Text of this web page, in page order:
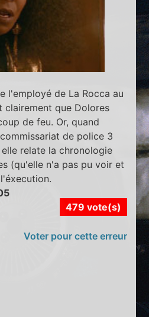
l'employé de La Rocca au
que Dolores
de feu. Or, quand
de police 3
relate la chronologie
(qu'elle n'a pas pu voir et
479 vote(s)
Voter pour cette erreur